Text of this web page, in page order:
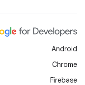
Android
Chrome
Firebase